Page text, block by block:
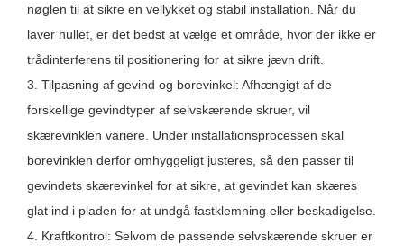
nøglen til at sikre en vellykket og stabil installation. Når du
laver hullet, er det bedst at vælge et område, hvor der ikke er
trådinterferens til positionering for at sikre jævn drift.
3. Tilpasning af gevind og borevinkel: Afhængigt af de
forskellige gevindtyper af selvskærende skruer, vil
skærevinklen variere. Under installationsprocessen skal
borevinklen derfor omhyggeligt justeres, så den passer til
gevindets skærevinkel for at sikre, at gevindet kan skæres
glat ind i pladen for at undgå fastklemning eller beskadigelse.
4. Kraftkontrol: Selvom de passende selvskærende skruer er